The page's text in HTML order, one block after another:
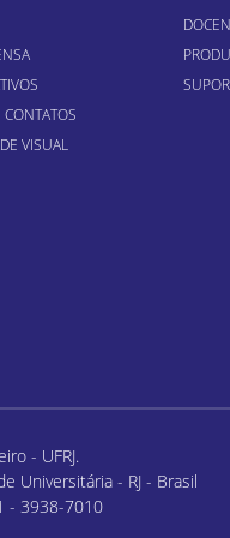
VISUAL
- UFRJ.
Universitária - RJ - Brasil
- 3938-7010